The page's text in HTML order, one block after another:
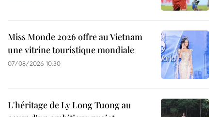
Miss Monde 2026 offre au Vietnam
une vitrine touristique mondiale
07/08/2026 10:30
L'héritage de Ly Long Tuong au